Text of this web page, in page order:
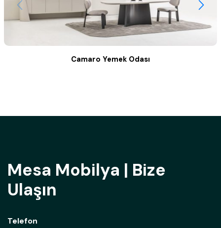
Camaro Yemek Odası
Mesa Mobilya | Bize
Ulaşın
Telefon